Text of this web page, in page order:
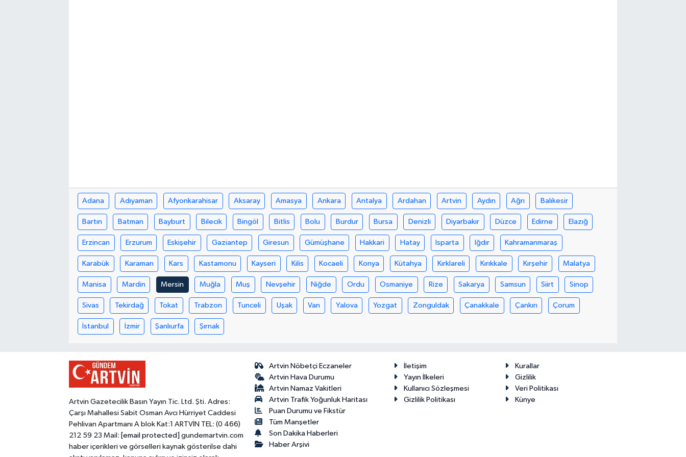
Adana Adıyaman Afyonkarahisar Aksaray Amasya Ankara Antalya Ardahan Artvin Aydın Ağrı Balıkesir
Bartın Batman Bayburt Bilecik Bingöl Bitlis Bolu Burdur Bursa Denizli Diyarbakır Düzce Edirne Elazığ
Erzincan Erzurum Eskişehir Gaziantep Giresun Gümüşhane Hakkari Hatay Isparta Iğdır Kahramanmaraş
Karabük Karaman Kars Kastamonu Kayseri Kilis Kocaeli Konya Kütahya Kırklareli Kırıkkale Kırşehir Malatya
Manisa Mardin Mersin Muğla Muş Nevşehir Niğde Ordu Osmaniye Rize Sakarya Samsun Siirt Sinop
Sivas Tekirdağ Tokat Trabzon Tunceli Uşak Van Yalova Yozgat Zonguldak Çanakkale Çankırı Çorum
İstanbul İzmir Şanlıurfa Şırnak
Artvin Gazetecilik Basın Yayın Tic. Ltd. Şti. Adres:
Çarşı Mahallesi Sabit Osman Avcı Hürriyet Caddesi
Pehlivan Apartmanı A blok Kat:1 ARTVİN TEL: (0 466)
212 59 23 Mail: [email protected] gundemartvin.com
haber içerikleri ve görselleri kaynak gösterilse dahi
Artvin Nöbetçi Eczaneler
Artvin Hava Durumu
Artvin Namaz Vakitleri
Artvin Trafik Yoğunluk Haritası
Puan Durumu ve Fikstür
Tüm Manşetler
Son Dakika Haberleri
Haber Arşivi
İletişim
Kurallar
Yayın İlkeleri
Gizlilik
Kullanıcı Sözleşmesi
Veri Politikası
Gizlilik Politikası
Künye